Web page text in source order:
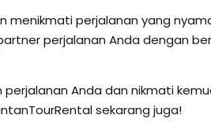
menikmati perjalanan yang
perjalanan Anda dengan
Anda dan nikmati
sekarang juga!